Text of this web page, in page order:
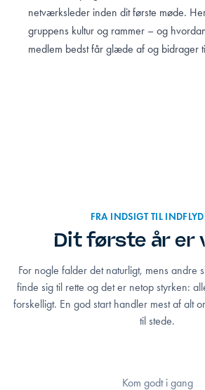
netværksleder inden dit første møde.
gruppens kultur og rammer – og
medlem bedst får glæde af og bidrager
FRA INDSIGT TIL
Dit første år er
For nogle falder det naturligt, mens andre
finde sig til rette og det er netop styrken:
forskelligt. En god start handler mest af alt
til stede.
Kom godt i gang